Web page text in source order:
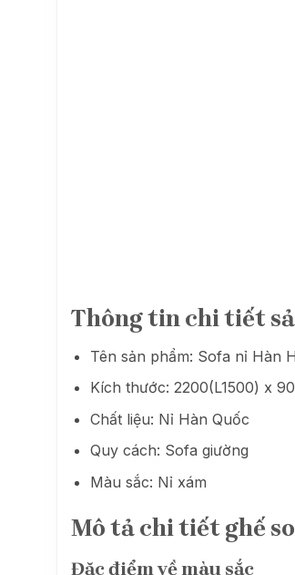
Thông tin chi tiết
Tên sản phẩm: Sofa nỉ Hàn
Kích thước: 2200(L1500) x
Chất liệu: Nỉ Hàn Quốc
Quy cách: Sofa giường
Màu sắc: Nỉ xám
Mô tả chi tiết ghế
Đặc điểm về màu sắc